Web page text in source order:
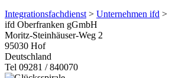
Integrationsfachdienst > Unternehmen ifd >
ifd Oberfranken gGmbH
Moritz-Steinhäuser-Weg 2
95030 Hof
Deutschland
Tel 09281 / 840070